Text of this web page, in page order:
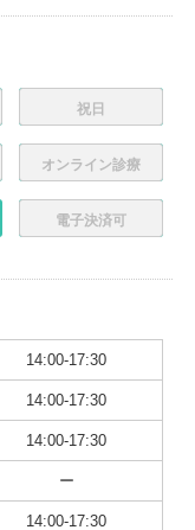
祝日
オンライン診療
電子決済可
14:00-17:30
14:00-17:30
14:00-17:30
ー
14:00-17:30